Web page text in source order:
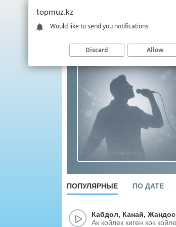
ПОПУЛЯРНЫЕ ПО ДАТЕ
Кабдол, Канай, Жандос
Ак койлек киген кок
topmuz.kz
Would like to send you notifications
Discard Allow